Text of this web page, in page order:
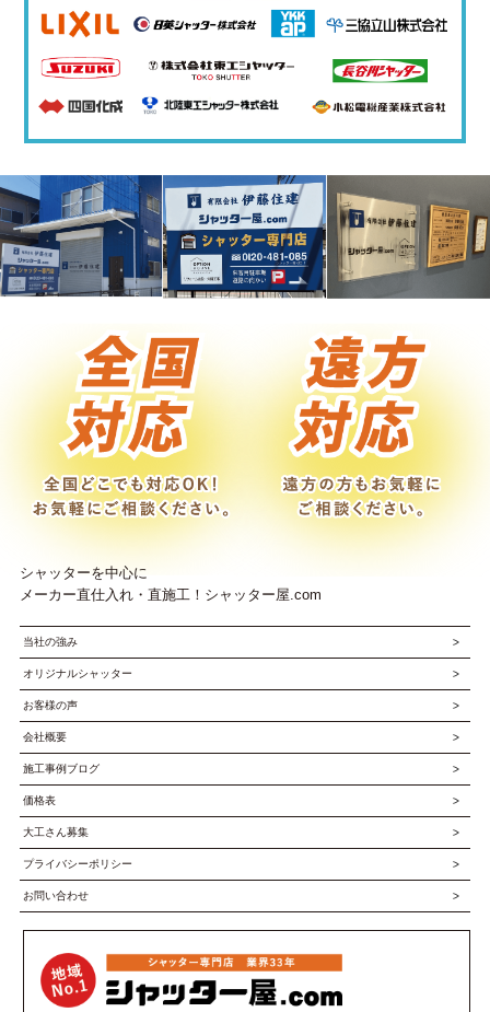
シャッターを中心に
メーカー直仕入れ・直施工！シャッター屋.com
当社の強み
オリジナルシャッター
お客様の声
会社概要
施工事例ブログ
価格表
大工さん募集
プライバシーポリシー
お問い合わせ